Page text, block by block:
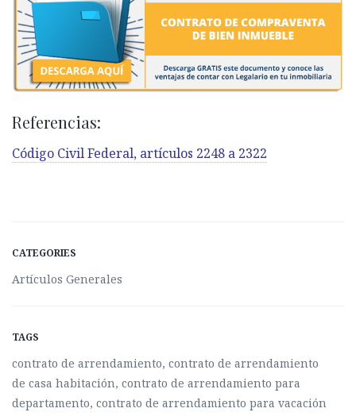
Referencias:
Código Civil Federal, artículos 2248 a 2322
CATEGORIES
Artículos Generales
TAGS
contrato de arrendamiento, contrato de arrendamiento
de casa habitación, contrato de arrendamiento para
departamento, contrato de arrendamiento para vacación